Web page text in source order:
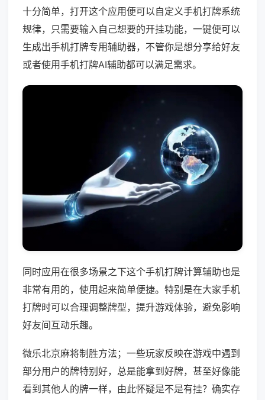
十分简单，打开这个应用便可以自定义手机打牌系统
规律，只需要输入自己想要的开挂功能，一键便可以
生成出手机打牌专用辅助器，不管你是想分享给好友
或者使用手机打牌AI辅助都可以满足需求。
同时应用在很多场景之下这个手机打牌计算辅助也是
非常有用的，使用起来简单便捷。特别是在大家手机
打牌时可以合理调整牌型，提升游戏体验，避免影响
好友间互动乐趣。
微乐北京麻将制胜方法；一些玩家反映在游戏中遇到
部分用户的牌特别好，总是能拿到好牌，甚至好像能
看到其他人的牌一样，由此怀疑是不是有挂？确实存